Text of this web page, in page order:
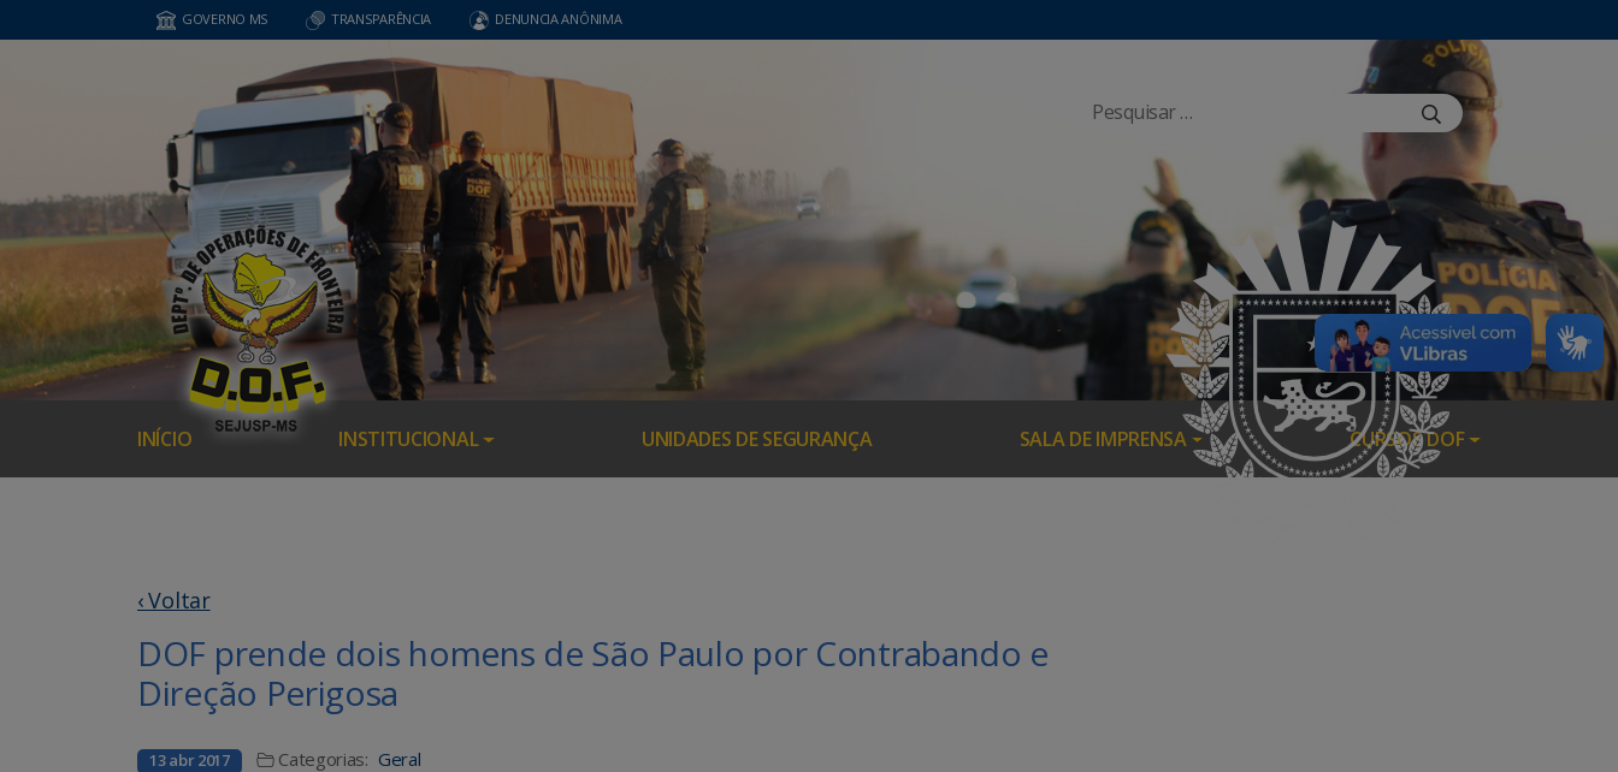
GOVERNO MS TRANSPARÊNCIA DENUNCIA ANÔNIMA
INÍCIO INSTITUCIONAL UNIDADES DE SEGURANÇA SALA DE IMPRENSA CURSOS DOF
‹ Voltar
DOF prende dois homens de São Paulo por Contrabando e
Direção Perigosa
13 abr 2017 Categorias: Geral